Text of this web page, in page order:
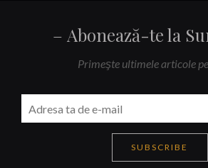
Abonează-te la
Primeşte ultimele articole
SUBSCRIBE